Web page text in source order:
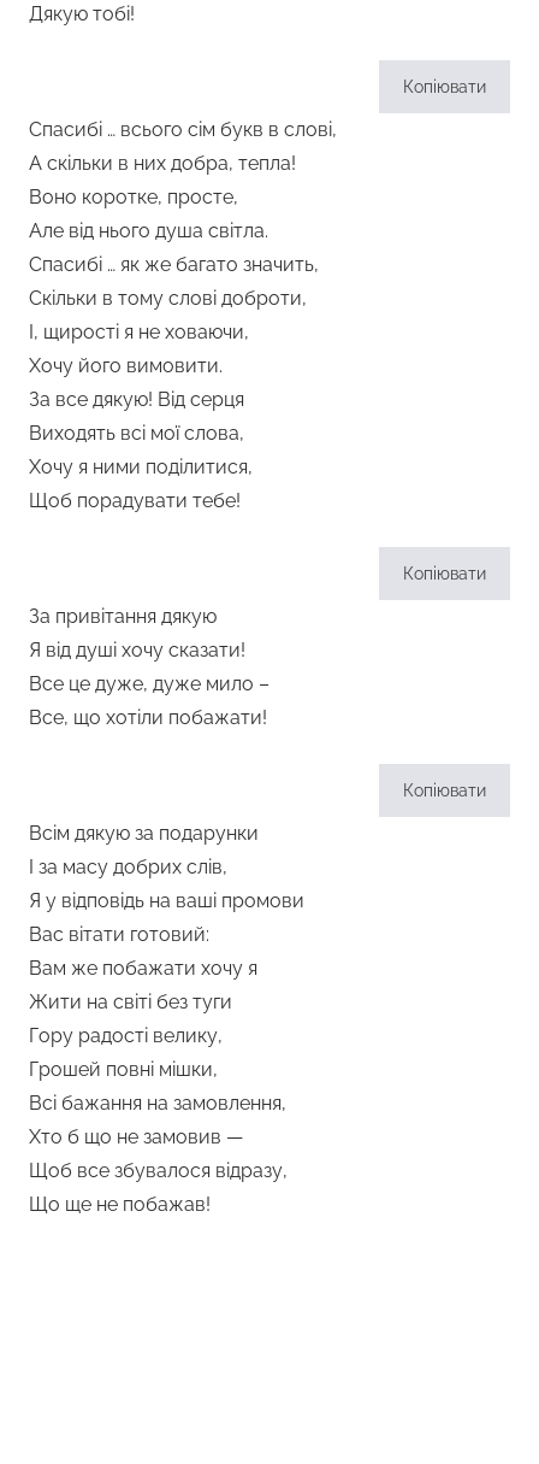
Дякую тобі!
Копіювати
Спасибі … всього сім букв в слові,
А скільки в них добра, тепла!
Воно коротке, просте,
Але від нього душа світла.
Спасибі … як же багато значить,
Скільки в тому слові доброти,
І, щирості я не ховаючи,
Хочу його вимовити.
За все дякую! Від серця
Виходять всі мої слова,
Хочу я ними поділитися,
Щоб порадувати тебе!
Копіювати
За привітання дякую
Я від душі хочу сказати!
Все це дуже, дуже мило –
Все, що хотіли побажати!
Копіювати
Всім дякую за подарунки
І за масу добрих слів,
Я у відповідь на ваші промови
Вас вітати готовий:
Вам же побажати хочу я
Жити на світі без туги
Гору радості велику,
Грошей повні мішки,
Всі бажання на замовлення,
Хто б що не замовив —
Щоб все збувалося відразу,
Що ще не побажав!